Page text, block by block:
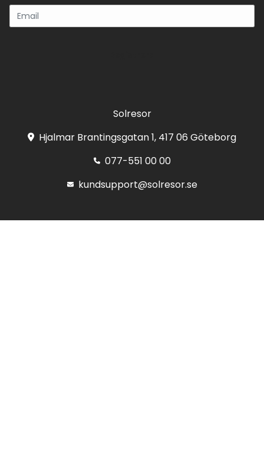
Solresor
Hjalmar Brantingsgatan 1, 417 06 Göteborg
077-551 00 00
kundsupport@solresor.se